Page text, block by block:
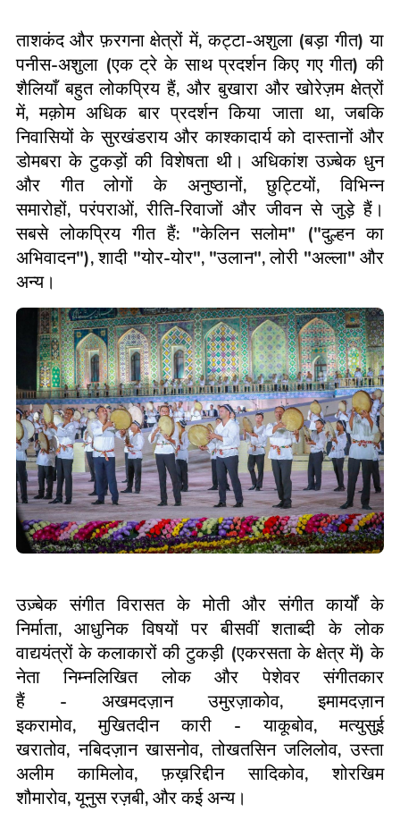
ताशकंद और फ़रगना क्षेत्रों में,कट्टा-अशुला(बड़ा गीत)या
पनीस-अशुला(एक ट्रे के साथ प्रदर्शन किए गए गीत)की
शैलियाँ बहुत लोकप्रिय हैं,और बुखारा और खोरेज़म क्षेत्रों
में,मक़ोम अधिक बार प्रदर्शन किया जाता था,जबकि
निवासियों के सुरखंडराय और काश्कादार्य को दास्तानों और
डोमबरा के टुकड़ों की विशेषता थी। अधिकांश उज़्बेक धुन
और गीत लोगों के अनुष्ठानों,छुट्टियों,विभिन्न
समारोहों,परंपराओं,रीति-रिवाजों और जीवन से जुड़े हैं।
सबसे लोकप्रिय गीत हैं: "केलिन सलोम" ("दुल्हन का
अभिवादन"),शादी "योर-योर", "उलान",लोरी "अल्ला"और
अन्य।
उज़्बेक संगीत विरासत के मोती और संगीत कार्यों के
निर्माता,आधुनिक विषयों पर बीसवीं शताब्दी के लोक
वाद्ययंत्रों के कलाकारों की टुकड़ी (एकरसता के क्षेत्र में)के
नेता निम्नलिखित लोक और पेशेवर संगीतकार
हैं- अखमदज़ान उमुरज़ाकोव,इमामदज़ान
इकरामोव,मुखितदीन कारी-याकूबोव,मत्युसुई
खरातोव,नबिदज़ान खासनोव,तोखतसिन जलिलोव,उस्ता
अलीम कामिलोव,फ़ख़रिद्दीन सादिकोव,शोरखिम
शौमारोव,यूनुस रज़बी,और कई अन्य।